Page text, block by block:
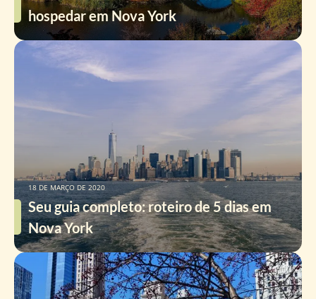
hospedar em Nova York
Seu guia completo: roteiro de 5 dias em
Nova York
18 DE MARÇO DE 2020